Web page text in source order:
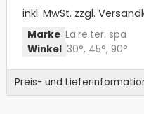
inkl. MwSt. zzgl.
La.re.ter. spa
Marke
30°, 45°, 90°
Winkel
Preis- und